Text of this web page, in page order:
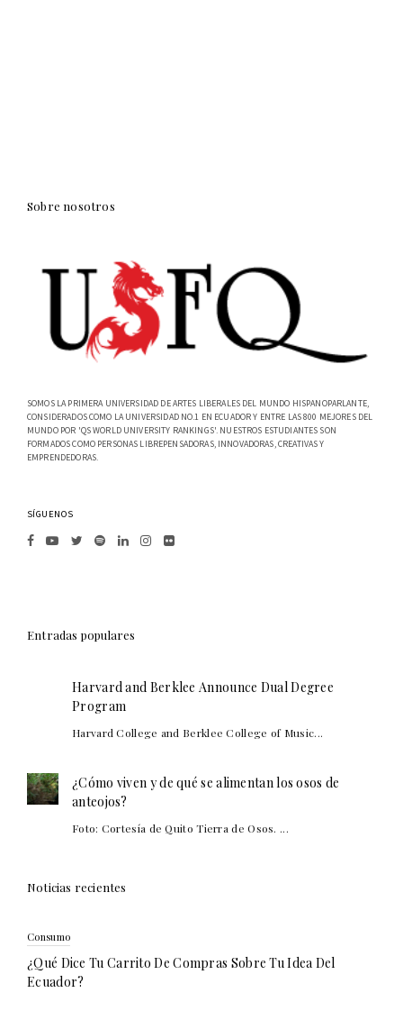
Sobre nosotros
SOMOS LA PRIMERA UNIVERSIDAD DE ARTES LIBERALES DEL MUNDO HISPANOPARLANTE,
CONSIDERADOS COMO LA UNIVERSIDAD NO.1 EN ECUADOR Y ENTRE LAS 800 MEJORES DEL
MUNDO POR 'QS WORLD UNIVERSITY RANKINGS'. NUESTROS ESTUDIANTES SON
FORMADOS COMO PERSONAS LIBREPENSADORAS, INNOVADORAS, CREATIVAS Y
EMPRENDEDORAS.
SÍGUENOS
Entradas populares
Harvard and Berklee Announce Dual Degree
Program
Harvard College and Berklee College of Music...
¿Cómo viven y de qué se alimentan los osos de
anteojos?
Foto: Cortesía de Quito Tierra de Osos. ...
Noticias recientes
Consumo
¿Qué Dice Tu Carrito De Compras Sobre Tu Idea Del
Ecuador?